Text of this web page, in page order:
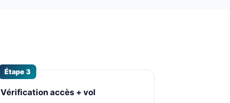
Étape 3
Vérification accès + vol